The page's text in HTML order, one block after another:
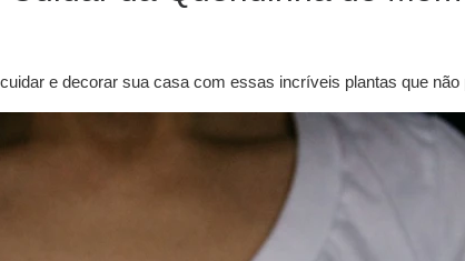
e decorar sua casa com essas incríveis plantas que